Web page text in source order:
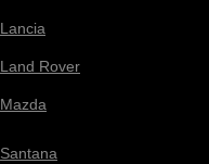
Lancia
Land Rover
Mazda
Santana